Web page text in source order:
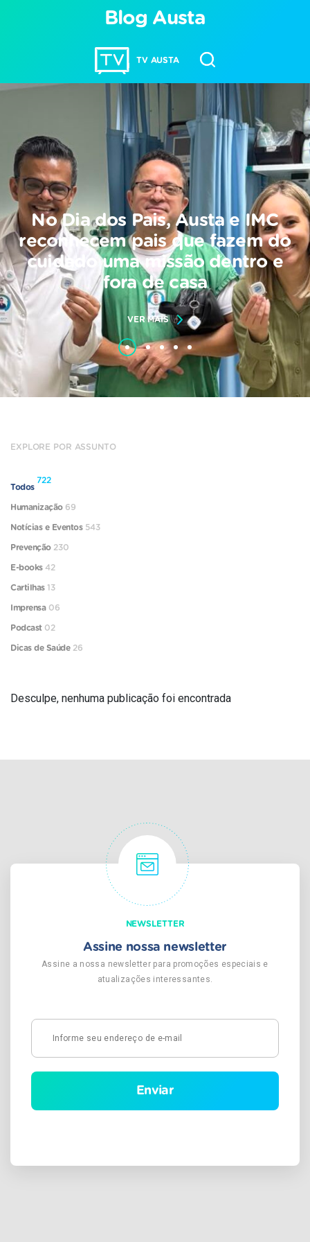
TV AUSTA
Blog Austa
No Dia dos Pais, Austa e IMC
reconhecem pais que fazem do
cuidado uma missão dentro e
fora de casa
VER MAIS
Desculpe, nenhuma publicação foi encontrada
EXPLORE POR ASSUNTO
Todos
722
Humanização 69
Notícias e Eventos 543
Prevenção 230
E-books 42
Cartilhas13
Imprensa 06
Podcast 02
Dicas de Saúde 26
NEWSLETTER
Assine nossa newsletter
Assine a nossa newsletter para promoções especiais e
atualizações interessantes.